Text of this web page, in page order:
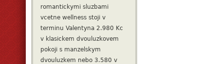
romantickymi sluzbami
vcetne wellness stoji v
terminu Valentyna 2.980 Kc
v klasickem dvouluzkovem
pokoji s manzelskym
dvouluzkem nebo 3.580 v